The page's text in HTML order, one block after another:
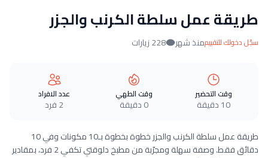
طريقة عمل سلطة الكرنب والجزر
سجّل دخولك للتقييممنذ شهر 228 زيارات
وقت التحضير
10 دقيقة
وقت الطهي
0 دقيقة
عدد الافراد
2 فرد
طريقة عمل سلطة الكرنب والجزر خطوة بخطوة بـ10 مكونات وفي 10
دقائق فقط. وصفة سهلة ومجرّبة من مطبخ دلوقتي تكفي 2 فرد، بمقادير